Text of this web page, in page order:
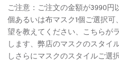
ご注意：ご注文の金額が3990円
個あるいは布マスク1個ご選択
望を教えてください、こちらが
します、弊店のマスクのスタイ
しさらにマスクのスタイルご選